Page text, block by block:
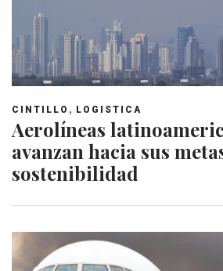
CINTILLO , LOGISTICA
Aerolíneas
avanzan hacia sus
sostenibilidad